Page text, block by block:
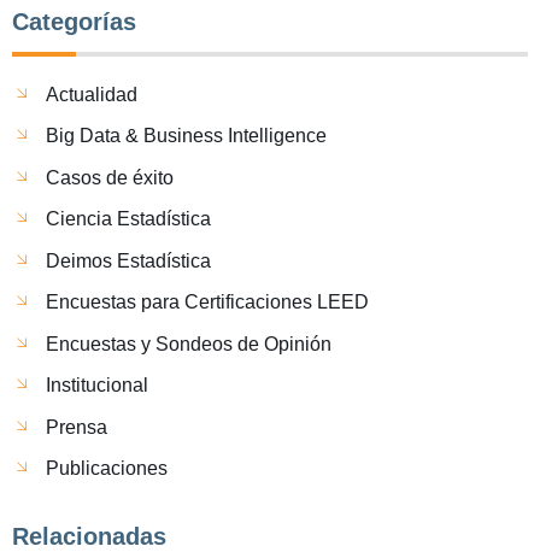
Categorías
Actualidad
Big Data & Business Intelligence
Casos de éxito
Ciencia Estadística
Deimos Estadística
Encuestas para Certificaciones LEED
Encuestas y Sondeos de Opinión
Institucional
Prensa
Publicaciones
Relacionadas